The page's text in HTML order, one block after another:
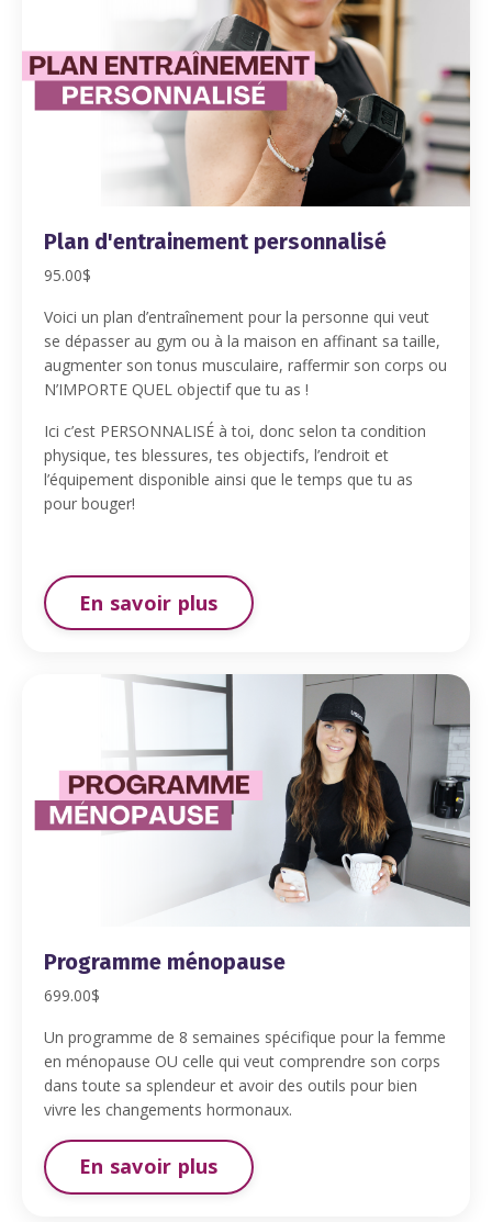
Plan d'entrainement personnalisé
95.00$
Voici un plan d’entraînement pour la personne qui veut
se dépasser au gym ou à la maison en affinant sa taille,
augmenter son tonus musculaire, raffermir son corps ou
N’IMPORTE QUEL objectif que tu as !
Ici c’est PERSONNALISÉ à toi, donc selon ta condition
physique, tes blessures, tes objectifs, l’endroit et
l’équipement disponible ainsi que le temps que tu as
pour bouger!
En savoir plus
Programme ménopause
699.00$
Un programme de 8 semaines spécifique pour la femme
en ménopause OU celle qui veut comprendre son corps
dans toute sa splendeur et avoir des outils pour bien
vivre les changements hormonaux.
En savoir plus